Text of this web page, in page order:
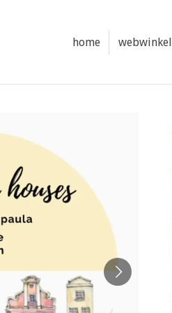
home webwinkel